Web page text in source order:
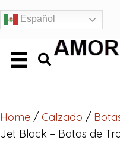
Español
Home / Calzado /
Jet Black – Botas de